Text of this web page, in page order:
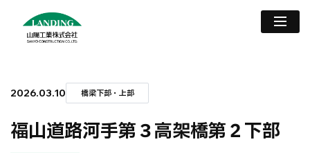
2026.03.10 橋梁下部・上部
福山道路河手第３高架橋第２下部